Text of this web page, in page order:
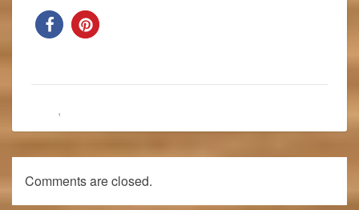
,
Comments are closed.